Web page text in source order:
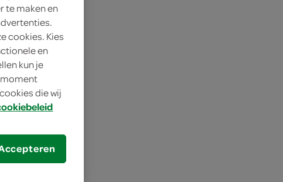
te maken en
cookies. Kies
en
kun je
moment
die wij